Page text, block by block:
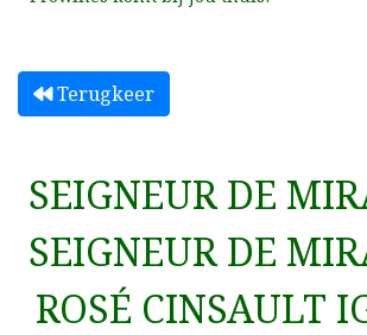
Terugkeer
SEIGNEUR DE
SEIGNEUR DE
ROSÉ CINSAULT